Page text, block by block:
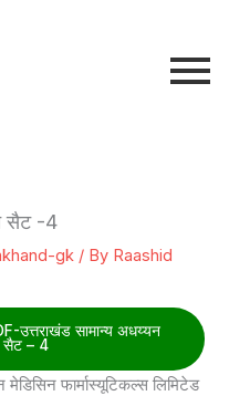
सैट -4
gk / By Raashid
उत्तराखंड सामान्य अधय्यन
सैट – 4
फार्मास्यूटिकल्स लिमिटेड